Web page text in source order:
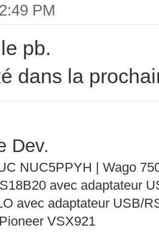
PM
pb.
dans la
Dev.
NUC5PPYH | Wago
avec adaptateur
avec adaptateur USB/
VSX921